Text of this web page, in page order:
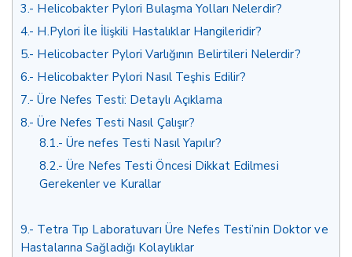
3. Helicobakter Pylori Bulaşma Yolları Nelerdir?
4. H.Pylori İle İlişkili Hastalıklar Hangileridir?
5. Helicobacter Pylori Varlığının Belirtileri Nelerdir?
6. Helicobakter Pylori Nasıl Teşhis Edilir?
7. Üre Nefes Testi: Detaylı Açıklama
8. Üre Nefes Testi Nasıl Çalışır?
8.1. Üre nefes Testi Nasıl Yapılır?
8.2. Üre Nefes Testi Öncesi Dikkat Edilmesi
Gerekenler ve Kurallar
9. Tetra Tıp Laboratuvarı Üre Nefes Testi’nin Doktor ve
Hastalarına Sağladığı Kolaylıklar